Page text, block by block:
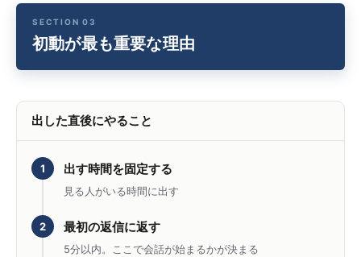
初動が最も重要な理由
出した直後にやること
1 出す時間を固定する
見る人がいる時間に出す
2 最初の返信に返す
5分以内。ここで会話が始まるかが決まる